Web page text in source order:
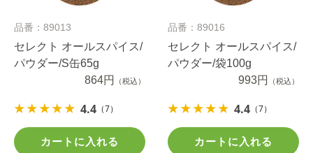
品番：89013
セレクト オールスパイス/
パウダー/S缶65g
864円
（税込）
4.4 （7）
カートに入れる
品番：89016
セレクト オールスパイス/
パウダー/袋100g
993円
（税込）
4.4 （7）
カートに入れる